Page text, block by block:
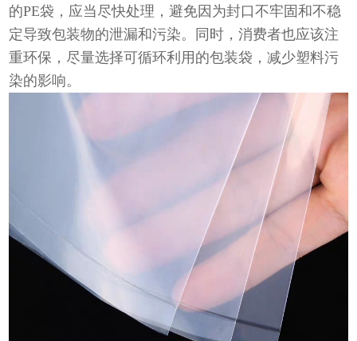
的PE袋，应当尽快处理，避免因为封口不牢固和不稳
定导致包装物的泄漏和污染。同时，消费者也应该注
重环保，尽量选择可循环利用的包装袋，减少塑料污
染的影响。